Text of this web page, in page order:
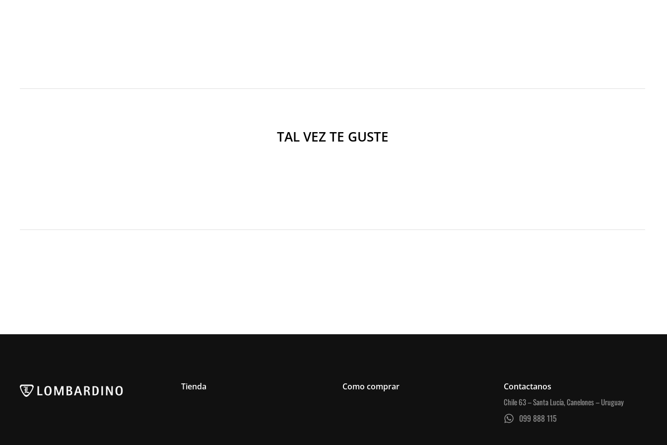
TAL VEZ TE GUSTE
Tienda Como comprar
Contactanos
Chile 63 – Santa Lucía, Canelones – Uruguay
099 888 115